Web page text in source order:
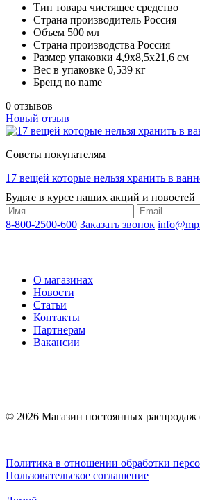
Тип товара чистящее средство
Страна производитель Россия
Объем 500 мл
Страна производства Россия
Размер упаковки 4,9x8,5x21,6 см
Вес в упаковке 0,539 кг
Бренд no name
0 отзывов
Новый отзыв
Советы покупателям
17 вещей которые нельзя хранить в
Будьте в курсе наших акций и новостей
8-800-2500-600 Заказать звонок
О магазинах
Новости
Статьи
Контакты
Партнерам
Вакансии
© 2026 Магазин постоянных
Политика в отношении обработки
Пользовательское соглашение